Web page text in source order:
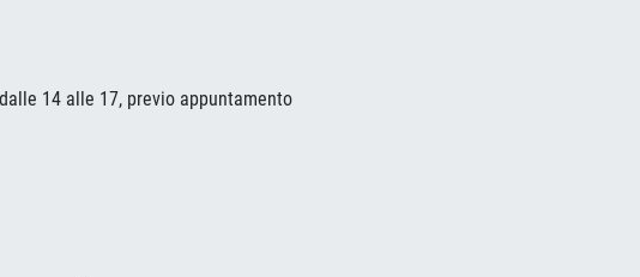
14 alle 17, previo appuntamento